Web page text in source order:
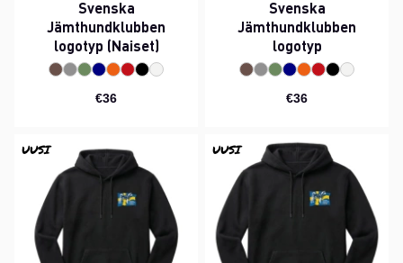
Svenska
Jämthundklubben
logotyp (Naiset)
€36
Svenska
Jämthundklubben
logotyp
€36
UUSI UUSI